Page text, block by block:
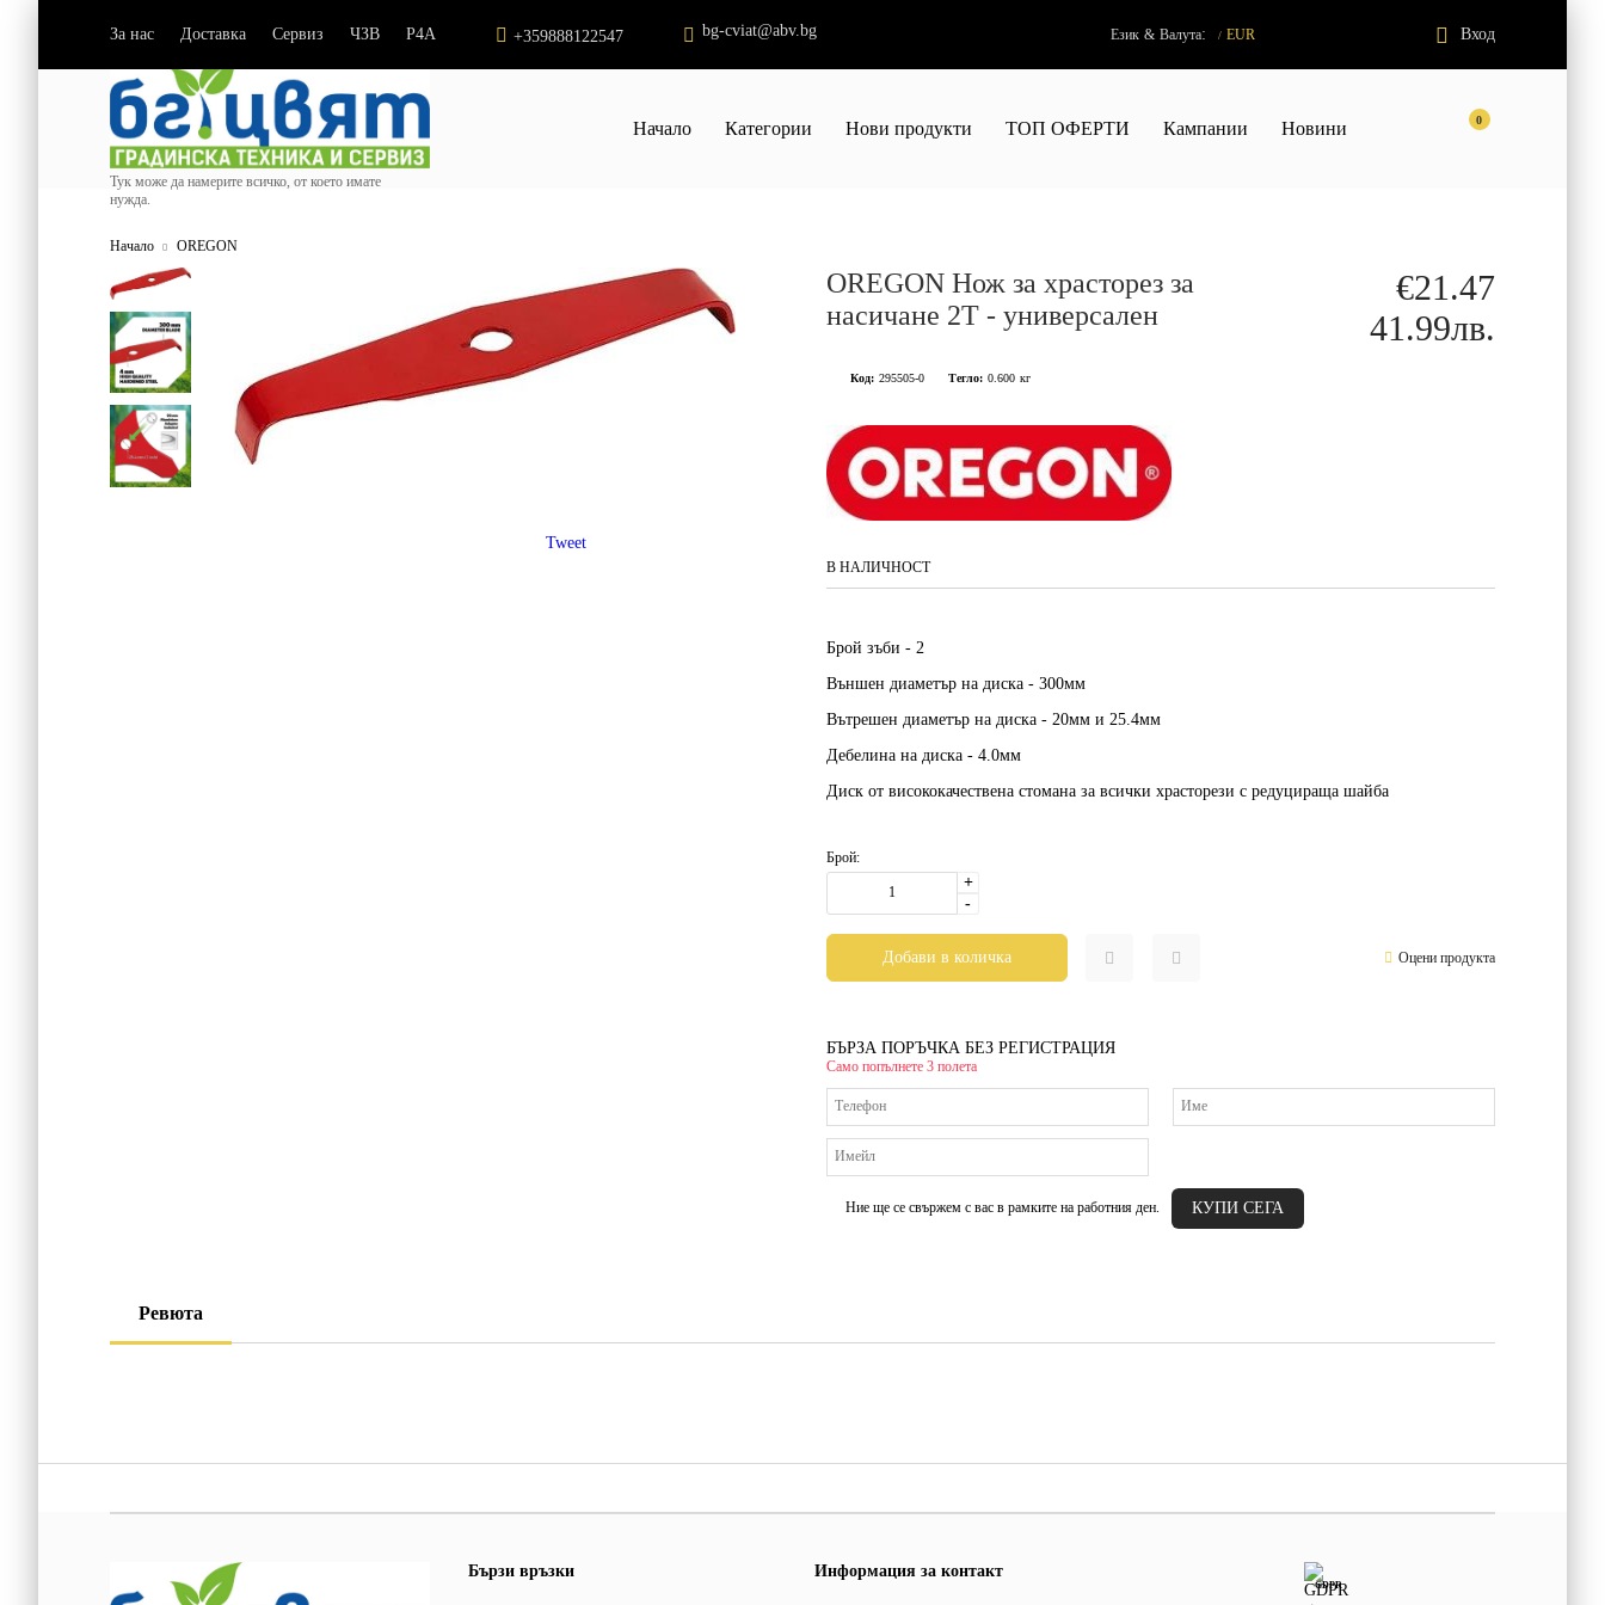
За нас Доставка Сервиз ЧЗВ P4A +359888122547 bg-cviat@abv.bg Език & Валута: / EUR Вход
Тук може да намерите всичко, от което имате
нужда.
0
Начало Категории Нови продукти ТОП ОФЕРТИ Кампании Новини
Начало OREGON
Tweet
OREGON Нож за храсторез за
насичане 2Т - универсален
€21.47
41.99лв.
Код: 295505-0 Тегло: 0.600 кг
В НАЛИЧНОСТ
Брой зъби - 2
Външен диаметър на диска - 300мм
Вътрешен диаметър на диска - 20мм и 25.4мм
Дебелина на диска - 4.0мм
Диск от висококачествена стомана за всички храсторези с редуцираща шайба
Брой:
+
-
Оцени продукта
БЪРЗА ПОРЪЧКА БЕЗ РЕГИСТРАЦИЯ
Само попълнете 3 полета
Ние ще се свържем с вас в рамките на работния ден.
Ревюта
Бързи връзки Информация за контакт
GDPR